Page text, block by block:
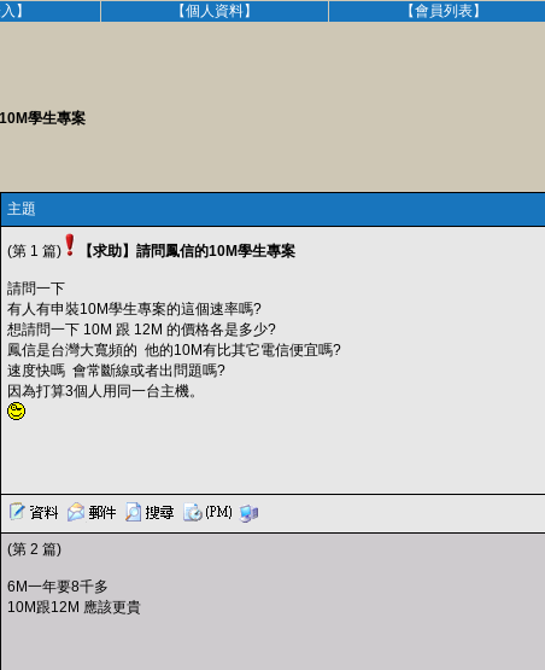
】 【個人資料】 【會員列表】
學生專案
主題
(第 1 篇) 【求助】請問鳳信的10M學生專案
請問一下
有人有申裝10M學生專案的這個速率嗎?
想請問一下 10M 跟 12M 的價格各是多少?
鳳信是台灣大寬頻的 他的10M有比其它電信便宜嗎?
速度快嗎 會常斷線或者出問題嗎?
因為打算3個人用同一台主機。
(第 2 篇)
6M一年要8千多
10M跟12M 應該更貴